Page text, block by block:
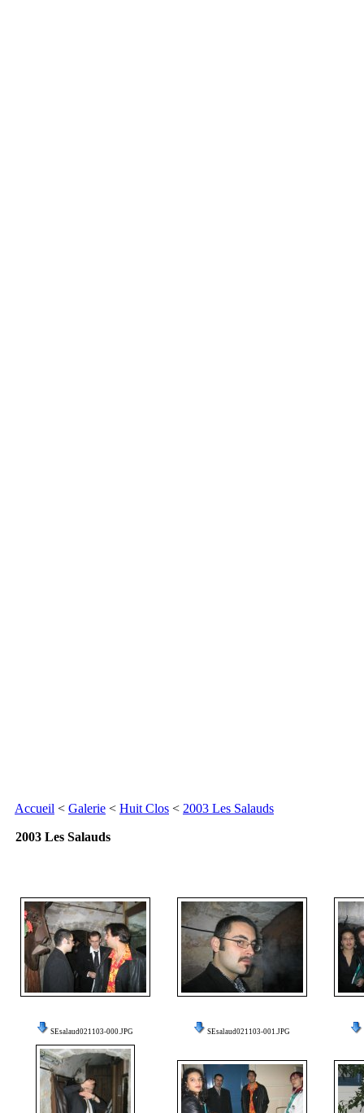
Accueil < Galerie < Huit Clos < 2003 Les Salauds
2003 Les Salauds
SEsalaud021103-000.JPG SEsalaud021103-001.JPG